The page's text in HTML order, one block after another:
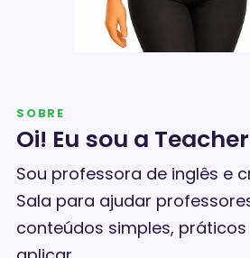
SOBRE
Oi! Eu sou a
Sou professora de inglês e
Sala para ajudar
conteúdos simples,